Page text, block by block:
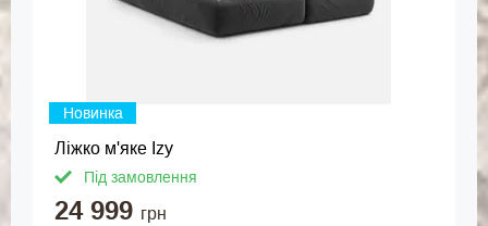
Новинка
Ліжко м'яке Izy
Під замовлення
24 999 грн